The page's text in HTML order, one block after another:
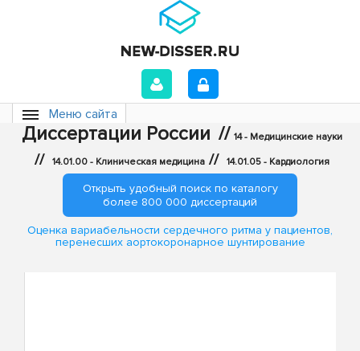
Меню сайта
Диссертации России // 14 - Медицинские науки
// 14.01.00 - Клиническая медицина // 14.01.05 - Кардиология
Открыть удобный поиск по каталогу
более 800 000 диссертаций
Оценка вариабельности сердечного ритма у пациентов,
перенесших аортокоронарное шунтирование